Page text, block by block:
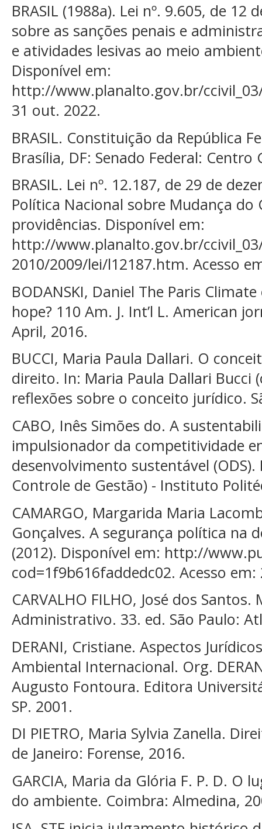
BRASIL (1988a). Lei nº. 9.605, de 12
sobre as sanções penais e
e atividades lesivas ao meio
Disponível em:
http://www.planalto.gov.br/
31 out. 2022.
BRASIL. Constituição da República
Brasília, DF: Senado Federal: Centro
BRASIL. Lei nº. 12.187, de 29 de
Política Nacional sobre Mudança do
providências. Disponível em:
http://www.planalto.gov.br/
2010/2009/lei/l12187.htm. Acesso
BODANSKI, Daniel The Paris
hope? 110 Am. J. Int’l L. American
April, 2016.
BUCCI, Maria Paula Dallari. O
direito. In: Maria Paula Dallari Bucci
reflexões sobre o conceito jurídico.
CABO, Inês Simões do. A
impulsionador da competitividade
desenvolvimento sustentável
Controle de Gestão) - Instituto
CAMARGO, Margarida Maria
Gonçalves. A segurança política na
(2012). Disponível em: http://
cod=1f9b616faddedc02. Acesso
CARVALHO FILHO, José dos
Administrativo. 33. ed. São Paulo:
DERANI, Cristiane. Aspectos
Ambiental Internacional. Org.
Augusto Fontoura. Editora
SP. 2001.
DI PIETRO, Maria Sylvia Zanella.
de Janeiro: Forense, 2016.
GARCIA, Maria da Glória F. P. D. O
do ambiente. Coimbra: Almedina,